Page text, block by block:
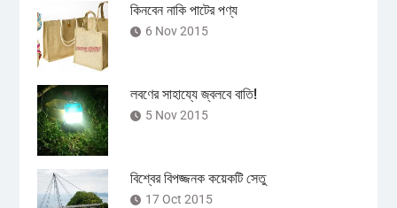
কিনবেন নাকি পাটের পণ্য
6 Nov 2015
লবণের সাহায্যে জ্বলবে বাতি!
5 Nov 2015
বিশ্বের বিপজ্জনক কয়েকটি সেতু
17 Oct 2015